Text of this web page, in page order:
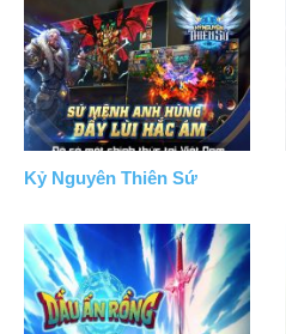
Kỷ Nguyên Thiên Sứ